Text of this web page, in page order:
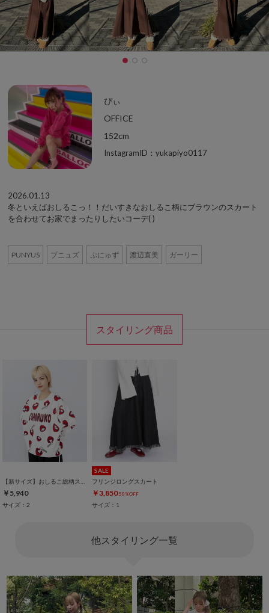
ぴぃ
OFFICE
152cm
InstagramID：yukapiyo0117
2026.01.13
冬といえばおしるこっ！！だいすきなおしるこ柄にブラウンのスカート
を合わせてお家でまったりしたいコーデ( )
PUNYUS プニュズ ぷにゅず 渡辺直美 ガーリー
スタイリング商品
￥5,940
サイズ：2
SALE
フリンジロングスカート
￥3,850 50%OFF
サイズ：1
他スタイリング一覧